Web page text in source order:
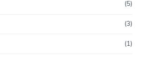
(5)
(3)
(1)